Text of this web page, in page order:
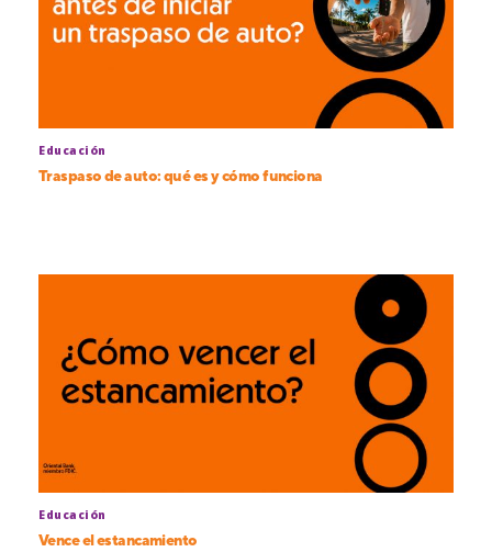
Educación
Traspaso de auto: qué es y cómo funciona
Educación
Vence el estancamiento